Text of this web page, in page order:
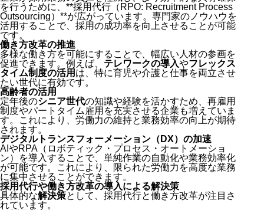
を行うために、**採用代行（RPO: Recruitment Process
Outsourcing）**が広がっています。専門家のノウハウを
活用することで、採用の成功率を向上させることが可能
です。
働き方改革の推進
多様な働き方を可能にすることで、幅広い人材の参画を
促進できます。例えば、 テレワークの導入やフレックス
タイム制度の活用 は、特に育児や介護と仕事を両立させ
たい世代に有効です。
高齢者の活用
定年後のシニア世代の知識や経験を活かすため、再雇用
制度やパートタイム雇用を充実させる企業も増えていま
す。これにより、労働力の維持と業務効率の向上が期待
されます。
デジタルトランスフォーメーション（DX）の加速
AIやRPA（ロボティック・プロセス・オートメーショ
ン）を導入することで、単純作業の自動化や業務効率化
が可能です。これにより、限られた労働力を高度な業務
に集中させることができます。
採用代行や働き方改革の導入による解決策
具体的な解決策として、採用代行と働き方改革が注目さ
れています。